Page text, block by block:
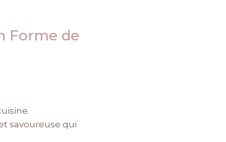
Forme de
savoureuse qui